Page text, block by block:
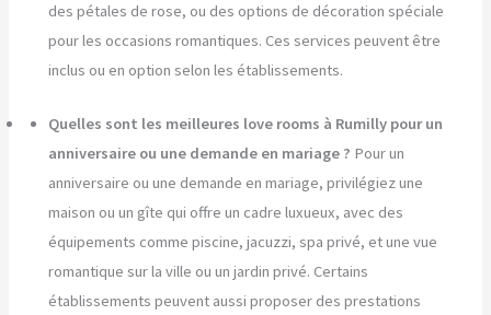
des pétales de rose, ou des options de décoration spéciale
pour les occasions romantiques. Ces services peuvent être
inclus ou en option selon les établissements.
Quelles sont les meilleures love rooms à Rumilly pour un
anniversaire ou une demande en mariage ? Pour un
anniversaire ou une demande en mariage, privilégiez une
maison ou un gîte qui offre un cadre luxueux, avec des
équipements comme piscine, jacuzzi, spa privé, et une vue
romantique sur la ville ou un jardin privé. Certains
établissements peuvent aussi proposer des prestations